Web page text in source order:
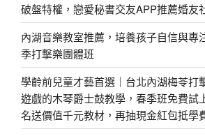
破盤特權，戀愛秘書交友APP推薦婚友
內湖音樂教室推薦，培養孩子自信與專
季打擊樂團體班
學齡前兒童才藝首選｜台北內湖梅苓打
遊戲的木琴爵士鼓教學，春季班免費試
名送價值千元教材，再抽現金紅包抵學